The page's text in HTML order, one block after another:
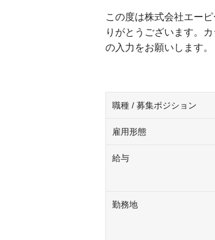
この度は株式会社エー
りがとうございます。
の入力をお願いします。
職種 / 募集ポジション
雇用形態
給与
勤務地